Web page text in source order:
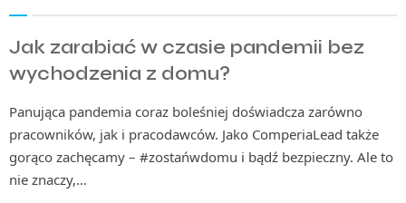
Jak zarabiać w czasie pandemii bez
wychodzenia z domu?
Panująca pandemia coraz boleśniej doświadcza zarówno
pracowników, jak i pracodawców. Jako ComperiaLead także
gorąco zachęcamy – #zostańwdomu i bądź bezpieczny. Ale to
nie znaczy,…